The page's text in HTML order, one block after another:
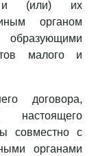
и (или) их
органом
малого и
договора,
настоящего
совместно с
органами